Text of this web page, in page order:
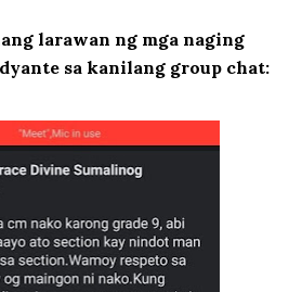
larawan ng mga naging
sa kanilang group chat: